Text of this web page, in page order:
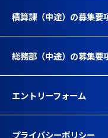
積算課（中途）の募集要
総務部（中途）の募集要
エントリーフォーム
プライバシーポリシー